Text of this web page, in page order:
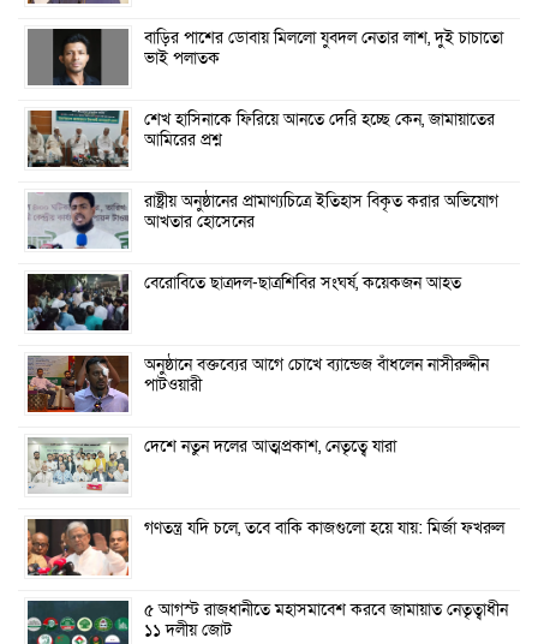
বাড়ির পাশের ডোবায় মিললো যুবদল নেতার লাশ, দুই চাচাতো
ভাই পলাতক
শেখ হাসিনাকে ফিরিয়ে আনতে দেরি হচ্ছে কেন, জামায়াতের
আমিরের প্রশ্ন
রাষ্ট্রীয় অনুষ্ঠানের প্রামাণ্যচিত্রে ইতিহাস বিকৃত করার অভিযোগ
আখতার হোসেনের
বেরোবিতে ছাত্রদল-ছাত্রশিবির সংঘর্ষ, কয়েকজন আহত
অনুষ্ঠানে বক্তব্যের আগে চোখে ব্যান্ডেজ বাঁধলেন নাসীরুদ্দীন
পাটওয়ারী
দেশে নতুন দলের আত্মপ্রকাশ, নেতৃত্বে যারা
গণতন্ত্র যদি চলে, তবে বাকি কাজগুলো হয়ে যায়: মির্জা ফখরুল
৫ আগস্ট রাজধানীতে মহাসমাবেশ করবে জামায়াত নেতৃত্বাধীন
১১ দলীয় জোট